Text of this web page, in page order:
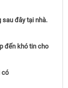
sau đây tại nhà.
đến khó tin cho
có